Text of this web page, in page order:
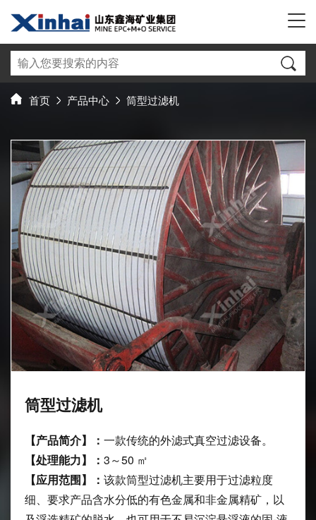
首页 产品中心 筒型过滤机
筒型过滤机
【产品简介】： 一款传统的外滤式真空过滤设备。
【处理能力】： 3～50 ㎡
【应用范围】： 该款筒型过滤机主要用于过滤粒度
细、要求产品含水分低的有色金属和非金属精矿，以